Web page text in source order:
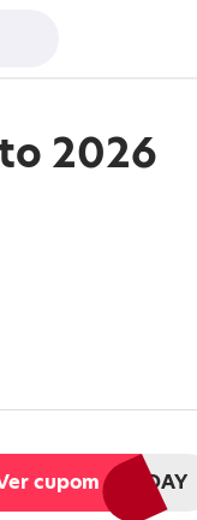
2026
LGBESTDAY
cupom